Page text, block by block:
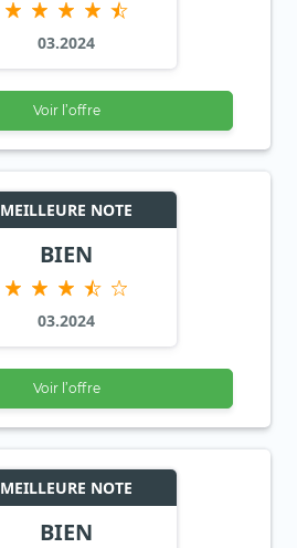
03.2024
Voir l’offre
MEILLEURE NOTE
BIEN
03.2024
Voir l’offre
MEILLEURE NOTE
BIEN